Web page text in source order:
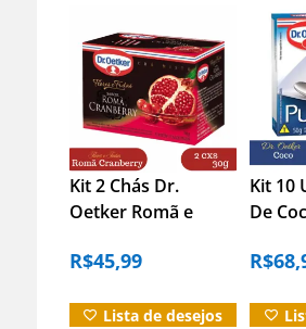
Informação adicional
Avaliações (0)
Kit 2 Chás Dr.
Oetker Romã e
30g Cada
R$45,99
Lista de desejos
Kit 10
De
R$